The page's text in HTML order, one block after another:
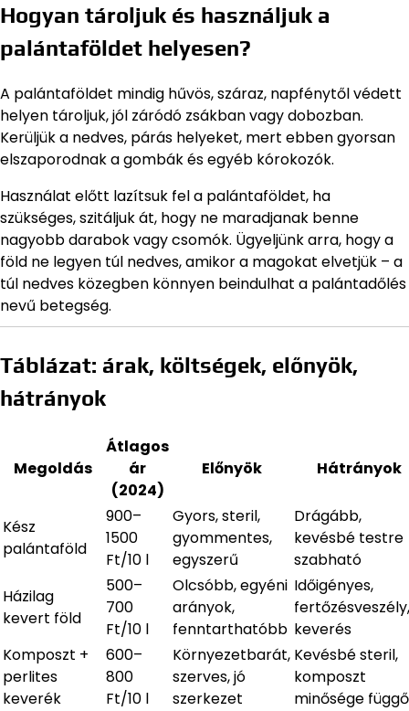
Hogyan tároljuk és használjuk a
palántaföldet helyesen?
A palántaföldet mindig hűvös, száraz, napfénytől védett
helyen tároljuk, jól záródó zsákban vagy dobozban.
Kerüljük a nedves, párás helyeket, mert ebben gyorsan
elszaporodnak a gombák és egyéb kórokozók.
Használat előtt lazítsuk fel a palántaföldet, ha
szükséges, szitáljuk át, hogy ne maradjanak benne
nagyobb darabok vagy csomók. Ügyeljünk arra, hogy a
föld ne legyen túl nedves, amikor a magokat elvetjük – a
túl nedves közegben könnyen beindulhat a palántadőlés
nevű betegség.
Táblázat: árak, költségek, előnyök,
hátrányok
Megoldás
Átlagos
ár
(2024)
Előnyök Hátrányok
Kész
palántaföld
900–
1500
Ft/10 l
Gyors, steril,
gyommentes,
egyszerű
Drágább,
kevésbé testre
szabható
Házilag
kevert föld
500–
700
Ft/10 l
Olcsóbb, egyéni
arányok,
fenntarthatóbb
Időigényes,
fertőzésveszély,
keverés
Komposzt +
perlites
keverék
600–
800
Ft/10 l
Környezetbarát,
szerves, jó
szerkezet
Kevésbé steril,
komposzt
minősége függő